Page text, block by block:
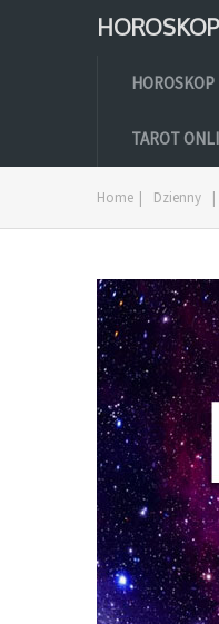
HOROSKOP
TAROT
Home | Dzienny |